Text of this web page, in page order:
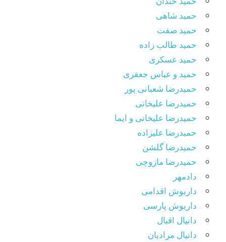
حمید شاهی
حمید صفت
حمید طالب زاده
حمید عسکری
حمید و عباس جعفری
حمیدرضا شعبانی پور
حمیدرضا علیخانی
حمیدرضا علیخانی و ایما
حمیدرضا علیزاده
حمیدرضا گلشن
حمیدرضا مازوچی
دادمهر
داریوش اقدامی
داریوش پارسی
دانیال اقبال
دانیال مرادیان